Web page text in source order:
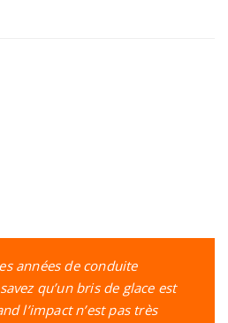
années de conduite
qu’un bris de glace est
l’impact n’est pas très